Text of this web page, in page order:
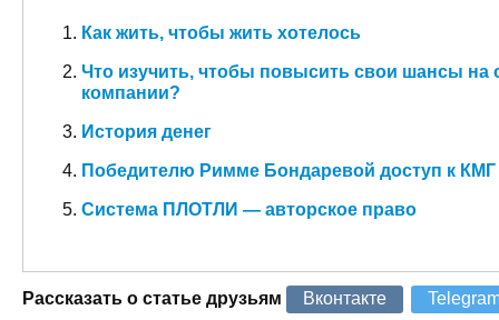
Как жить, чтобы жить хотелось
Что изучить, чтобы повысить свои шансы на
компании?
История денег
Победителю Римме Бондаревой доступ к
Система ПЛОТЛИ — авторское право
Рассказать о статье друзьям Вконтакте